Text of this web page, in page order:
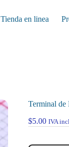
Tienda en linea
Terminal de
$5.00 IVA